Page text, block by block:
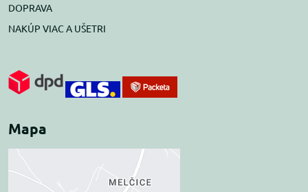
DOPRAVA
NAKÚP VIAC A UŠETRI
Mapa
Externý obsah je